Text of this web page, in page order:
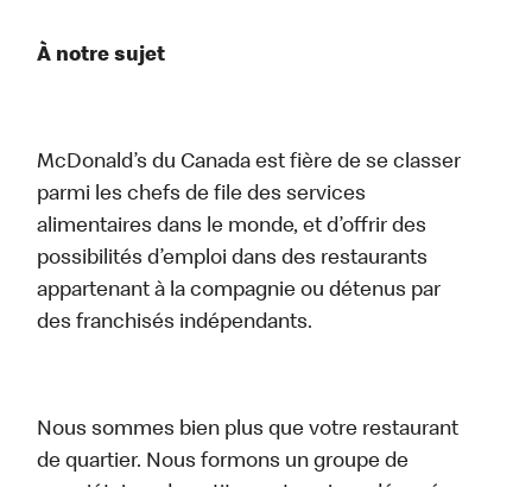
À notre sujet
McDonald’s du Canada est fière de se classer
parmi les chefs de file des services
alimentaires dans le monde, et d’offrir des
possibilités d’emploi dans des restaurants
appartenant à la compagnie ou détenus par
des franchisés indépendants.
Nous sommes bien plus que votre restaurant
de quartier. Nous formons un groupe de